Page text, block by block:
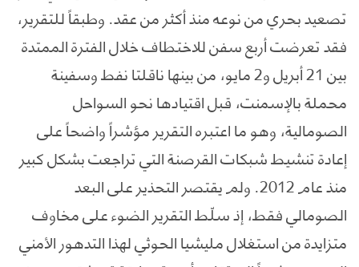
تصعيد بحري من نوعه منذ أكثر من عقد. وطبقاً للتقرير،
فقد تعرضت أربع سفن للاختطاف خلال الفترة الممتدة
بين 21 أبريل و2 مايو، من بينها ناقلتا نفط وسفينة
محملة بالإسمنت، قبل اقتيادها نحو السواحل
الصومالية، وهو ما اعتبره التقرير مؤشراً واضحاً على
إعادة تنشيط شبكات القرصنة التي تراجعت بشكل كبير
منذ عام 2012. ولم يقتصر التحذير على البعد
الصومالي فقط، إذ سلّط التقرير الضوء على مخاوف
متزايدة من استغلال مليشيا الحوثي لهذا التدهور الأمني